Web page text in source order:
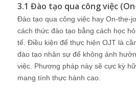
3.1 Đào tạo qua công việc
Đào tạo qua công việc hay On-the-
cách thức đào tạo bằng cách học
tế. Điều kiện để thực hiện OJT là
đào tạo nhân sự để không ảnh
việc. Phương pháp này sẽ cực kỳ
mang tính thực hành cao.